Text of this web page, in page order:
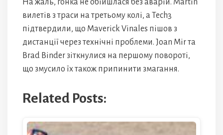
На жаль, гонка не обійшлася без аварій. Martin
вилетів з траси на третьому колі, а Tech3
підтвердили, що Maverick Vinales пішов з
дистанції через технічні проблеми. Joan Mir та
Brad Binder зіткнулися на першому повороті,
що змусило їх також припинити змагання.
Related Posts: